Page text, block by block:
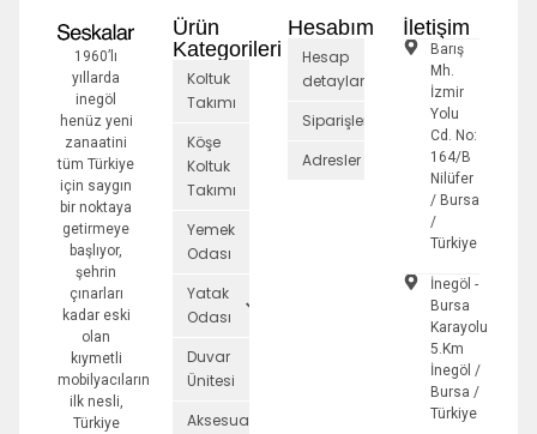
1960’lı
yıllarda
inegöl
henüz yeni
zanaatini
tüm Türkiye
için saygın
bir noktaya
getirmeye
başlıyor,
şehrin
çınarları
kadar eski
olan
kıymetli
mobilyacıların
ilk nesli,
Türkiye
Ürün
Kategorileri
Koltuk
Takımı
Köşe
Koltuk
Takımı
Yemek
Odası
Yatak
Odası
Duvar
Ünitesi
Aksesuarlar
Hesabım
Hesap
detayları
Siparişler
Adresler
İletişim
Barış
Mh.
İzmir
Yolu
Cd. No:
164/B
Nilüfer
/ Bursa
/
Türkiye
İnegöl -
Bursa
Karayolu
5.Km
İnegöl /
Bursa /
Türkiye